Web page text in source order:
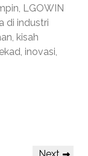
LGOWIN
di industri
kisah
inovasi,
Next